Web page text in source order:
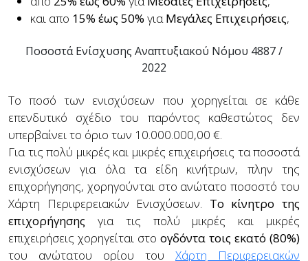
και απο 15% έως 50% γιαΜεγάλες Επιχειρήσεις,
Ποσοστά Ενίσχυσης Αναπτυξιακού Νόμου 4887 /
2022
Το ποσό των ενισχύσεων που χορηγείται σε κάθε
επενδυτικό σχέδιο του παρόντος καθεστώτος δεν
υπερβαίνει το όριο των 10.000.000,00 €.
Για τις πολύ μικρές και μικρές επιχειρήσεις τα ποσοστά
ενισχύσεων για όλα τα είδη κινήτρων, πλην της
επιχορήγησης, χορηγούνται στο ανώτατο ποσοστό του
Χάρτη Περιφερειακών Ενισχύσεων. Το κίνητρο της
επιχορήγησης για τις πολύ μικρές και μικρές
επιχειρήσεις χορηγείται στο ογδόντα τοις εκατό (80%)
του ανώτατου ορίου του Χάρτη Περιφερειακών